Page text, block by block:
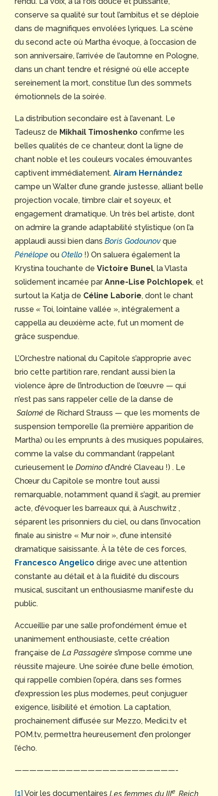
conserve sa qualité sur tout l’ambitus et se déploie
dans de magnifiques envolées lyriques. La scène
du second acte où Martha évoque, à l’occasion de
son anniversaire, l’arrivée de l’automne en Pologne,
dans un chant tendre et résigné où elle accepte
sereinement la mort, constitue l’un des sommets
émotionnels de la soirée.
La distribution secondaire est à l’avenant. Le
Tadeusz de Mikhail Timoshenko confirme les
belles qualités de ce chanteur, dont la ligne de
chant noble et les couleurs vocales émouvantes
captivent immédiatement. Airam Hernández
campe un Walter d’une grande justesse, alliant belle
projection vocale, timbre clair et soyeux, et
engagement dramatique. Un très bel artiste, dont
on admire la grande adaptabilité stylistique (on l’a
applaudi aussi bien dans Boris Godounovque
Pénélope ou Otello !) On saluera également la
Krystina touchante de Victoire Bunel, la Vlasta
solidement incarnée parAnne-Lise Polchlopek, et
surtout la Katja de Céline Laborie, dont le chant
russe « Toi, lointaine vallée », intégralement a
cappella au deuxième acte, fut un moment de
grâce suspendue.
L’Orchestre national du Capitole s’approprie avec
brio cette partition rare, rendant aussi bien la
violence âpre de l’introduction de l’œuvre — qui
n’est pas sans rappeler celle de la danse de
Salomé de Richard Strauss — que les moments de
suspension temporelle (la première apparition de
Martha) ou les emprunts à des musiques populaires,
comme la valse du commandant (rappelant
curieusement le Domino d’André Claveau !) . Le
Chœur du Capitole se montre tout aussi
remarquable, notamment quand il s’agit, au premier
acte, d’évoquer les barreaux qui, à Auschwitz ,
séparent les prisonniers du ciel, ou dans l’invocation
finale au sinistre « Mur noir », d’une intensité
dramatique saisissante. À la tête de ces forces,
Francesco Angelico dirige avec une attention
constante au détail et à la fluidité du discours
musical, suscitant un enthousiasme manifeste du
public.
Accueillie par une salle profondément émue et
unanimement enthousiaste, cette création
française de La Passagère s’impose comme une
réussite majeure. Une soirée d’une belle émotion,
qui rappelle combien l’opéra, dans ses formes
d’expression les plus modernes, peut conjuguer
exigence, lisibilité et émotion. La captation,
prochainement diffusée sur Mezzo, Medici.tv et
POM.tv, permettra heureusement d’en prolonger
l’écho.
——————————————————————-
[1] Voir les documentaires Les femmes du IIIe Reich